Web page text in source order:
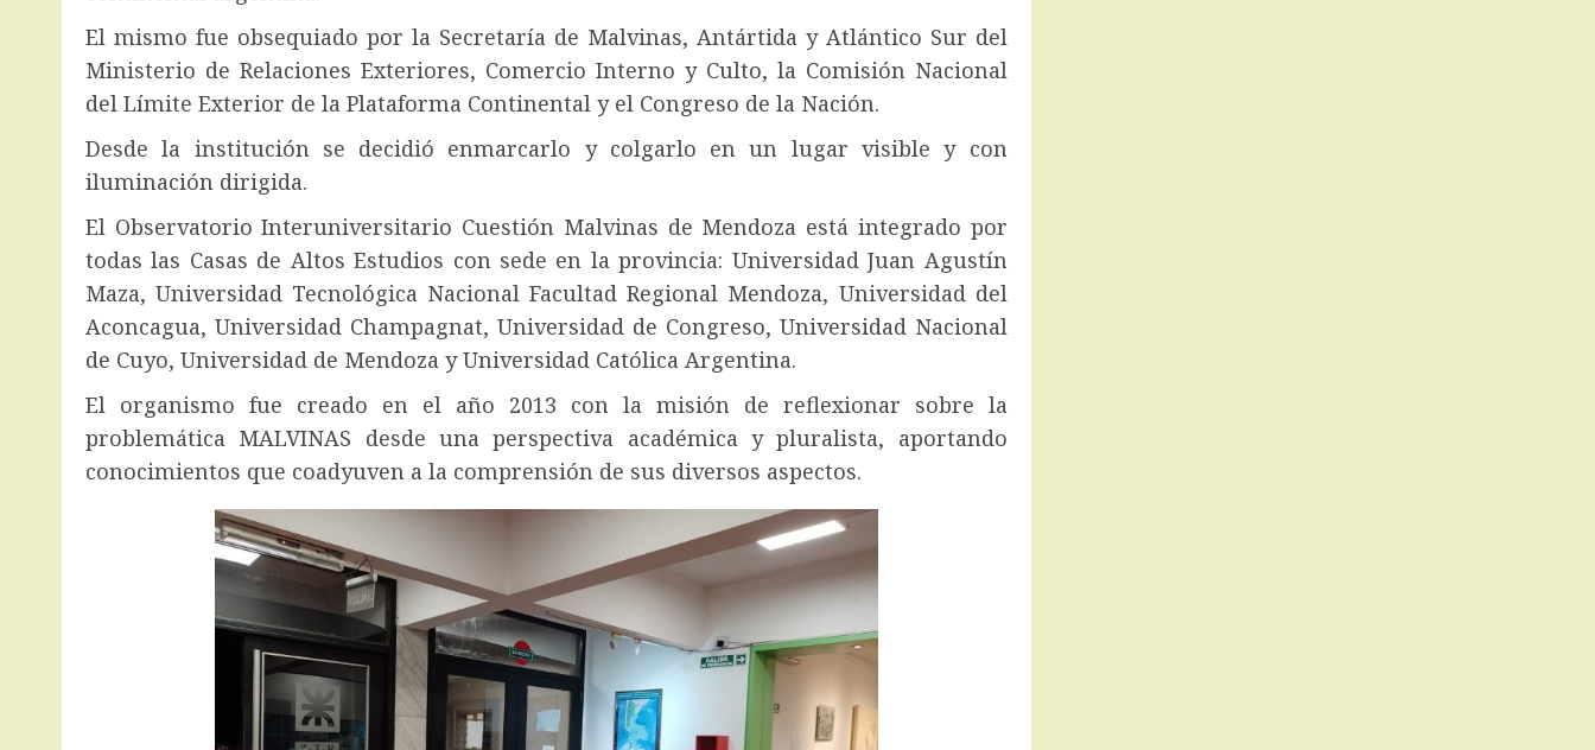
El mismo fue obsequiado por la Secretaría de Malvinas, Antártida y Atlántico Sur del
Ministerio de Relaciones Exteriores, Comercio Interno y Culto, la Comisión Nacional
del Límite Exterior de la Plataforma Continental y el Congreso de la Nación.
Desde la institución se decidió enmarcarlo y colgarlo en un lugar visible y con
iluminación dirigida.
El Observatorio Interuniversitario Cuestión Malvinas de Mendoza está integrado por
todas las Casas de Altos Estudios con sede en la provincia: Universidad Juan Agustín
Maza, Universidad Tecnológica Nacional Facultad Regional Mendoza, Universidad del
Aconcagua, Universidad Champagnat, Universidad de Congreso, Universidad Nacional
de Cuyo, Universidad de Mendoza y Universidad Católica Argentina.
El organismo fue creado en el año 2013 con la misión de reflexionar sobre la
problemática MALVINAS desde una perspectiva académica y pluralista, aportando
conocimientos que coadyuven a la comprensión de sus diversos aspectos.